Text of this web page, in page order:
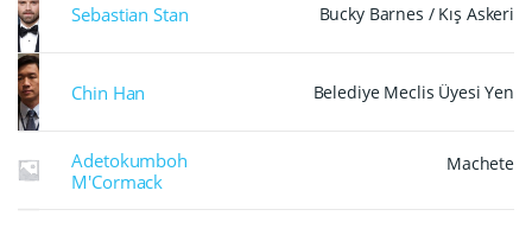
Sebastian Stan Bucky Barnes / Kış Askeri
Chin Han Belediye Meclis Üyesi Yen
Adetokumboh
M'Cormack
Machete